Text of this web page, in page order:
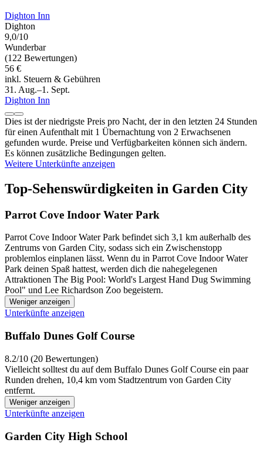
Dighton Inn
Dighton
9,0/10
Wunderbar
(122 Bewertungen)
56 €
inkl. Steuern & Gebühren
31. Aug.–1. Sept.
Dighton Inn
Dies ist der niedrigste Preis pro Nacht, der in den letzten 24 Stunden
für einen Aufenthalt mit 1 Übernachtung von 2 Erwachsenen
gefunden wurde. Preise und Verfügbarkeiten können sich ändern.
Es können zusätzliche Bedingungen gelten.
Weitere Unterkünfte anzeigen
Top-Sehenswürdigkeiten in Garden City
Parrot Cove Indoor Water Park
Parrot Cove Indoor Water Park befindet sich 3,1 km außerhalb des
Zentrums von Garden City, sodass sich ein Zwischenstopp
problemlos einplanen lässt. Wenn du in Parrot Cove Indoor Water
Park deinen Spaß hattest, werden dich die nahegelegenen
Attraktionen The Big Pool: World's Largest Hand Dug Swimming
Pool" und Lee Richardson Zoo begeistern.
Weniger anzeigen
Unterkünfte anzeigen
Buffalo Dunes Golf Course
8.2/10 (20 Bewertungen)
Vielleicht solltest du auf dem Buffalo Dunes Golf Course ein paar
Runden drehen, 10,4 km vom Stadtzentrum von Garden City
entfernt.
Weniger anzeigen
Unterkünfte anzeigen
Garden City High School